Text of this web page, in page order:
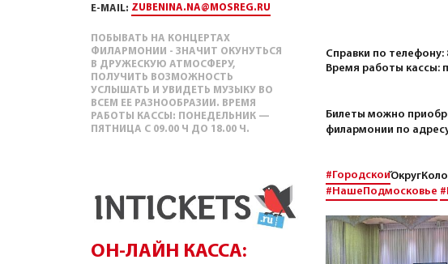
Справки по
Время работы кассы:
Билеты можно
филармонии по
#Городскои
#НашеПодмосковье
E-MAIL: ZUBENINA.NA@MOSREG.RU
ПОБЫВАТЬ НА КОНЦЕРТАХ
ФИЛАРМОНИИ - ЗНАЧИТ ОКУНУТЬСЯ
В ДРУЖЕСКУЮ АТМОСФЕРУ,
ПОЛУЧИТЬ ВОЗМОЖНОСТЬ
УСЛЫШАТЬ И УВИДЕТЬ МУЗЫКУ ВО
ВСЕМ ЕЕ РАЗНООБРАЗИИ. ВРЕМЯ
РАБОТЫ КАССЫ: ПОНЕДЕЛЬНИК —
ПЯТНИЦА С 09.00 Ч ДО 18.00 Ч.
ОН-ЛАЙН КАССА: